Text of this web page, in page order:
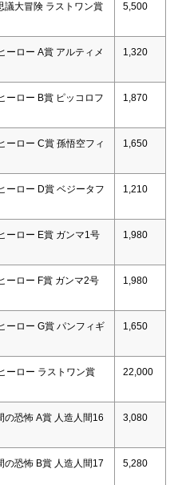
議大冒険 ラストワン賞
5,500
ーロー A賞 アルティメ
1,320
ーロー B賞 ピッコロフ
1,870
ーロー C賞 孫悟空フィ
1,650
ーロー D賞 ベジータフ
1,210
ーロー E賞 ガンマ1号
1,980
ーロー F賞 ガンマ2号
1,980
ーロー G賞 パンフィギ
1,650
ーロー ラストワン賞
22,000
の恐怖 A賞 人造人間16
3,080
の恐怖 B賞 人造人間17
5,280